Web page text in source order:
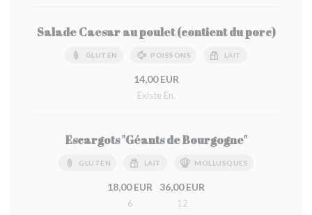
Salade Caesar au poulet (contient du porc)
GLUTEN POISSONS LAIT
14,00 EUR
Existe En.
Escargots "Géants de Bourgogne"
GLUTEN LAIT MOLLUSQUES
18,00 EUR
6
36,00 EUR
12